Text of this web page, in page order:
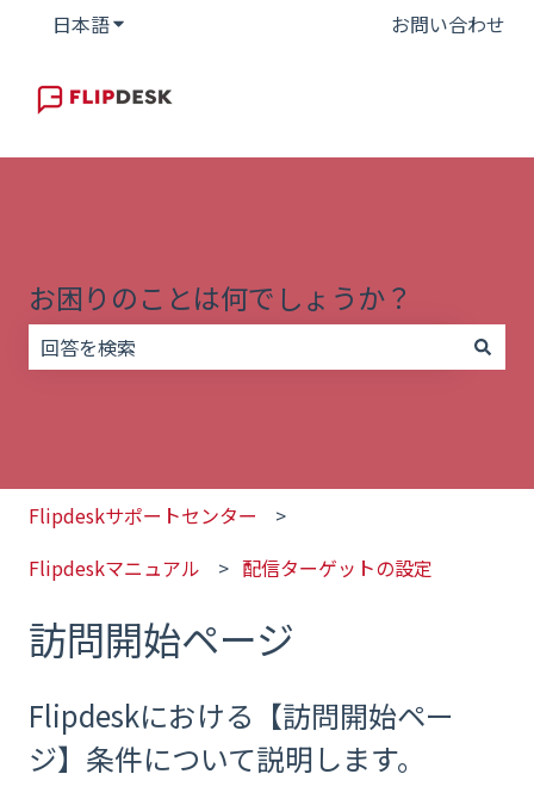
日本語翻訳のサブメニューを表示 お問い合わせ
お困りのことは何でしょうか？
Flipdeskサポートセンター
Flipdeskマニュアル
配信ターゲットの設定
訪問開始ページ
Flipdeskにおける【訪問開始ペー
ジ】条件について説明します。